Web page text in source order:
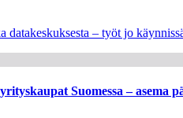
– työt jo
Suomessa – asema